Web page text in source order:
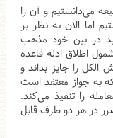
می‌دانستیم و آن را
اما الان به نظر بر
در بین خود مذهب
اطلاق ادله قاعده
الکل را جایز بداند و
به جواز معتقد است
را تنفیذ می‌کند.
در هر دو طرف قابل